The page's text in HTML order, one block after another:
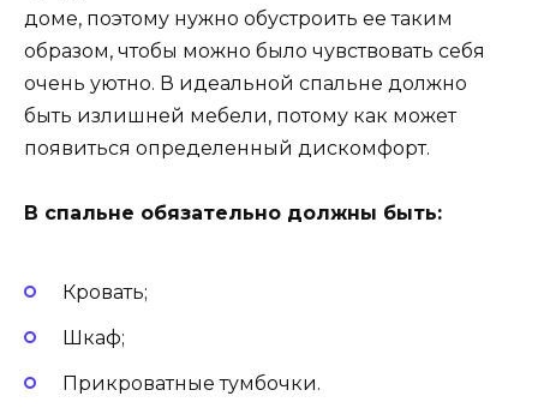
доме, поэтому нужно обустроить ее таким
образом, чтобы можно было чувствовать себя
очень уютно. В идеальной спальне должно
быть излишней мебели, потому как может
появиться определенный дискомфорт.
В спальне обязательно должны быть:
Кровать;
Шкаф;
Прикроватные тумбочки.